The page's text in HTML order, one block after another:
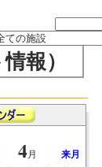
報）
4月
来月